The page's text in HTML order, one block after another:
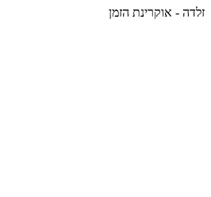
זלדה - אוקרינת הזמן